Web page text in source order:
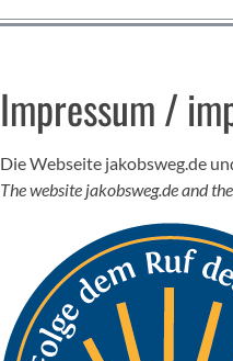
Impressum /
Die Webseite jakobsweg.de
The website jakobsweg.de and